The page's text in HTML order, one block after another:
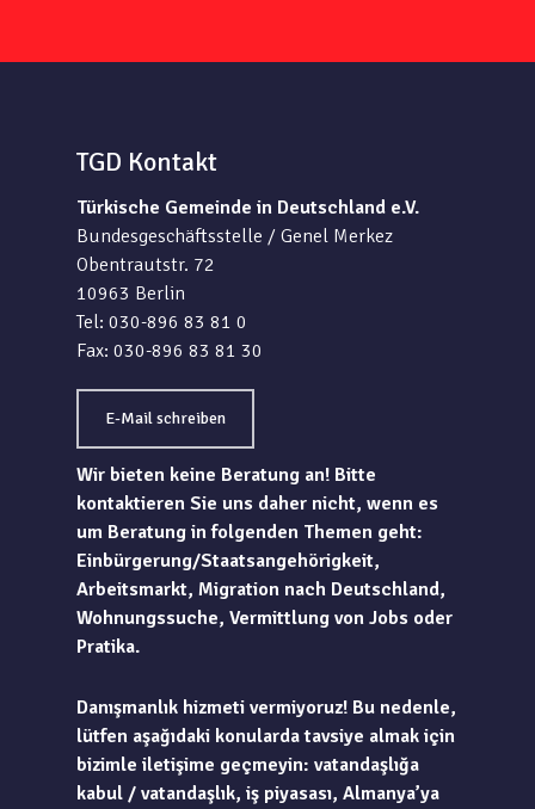
TGD Kontakt
Türkische Gemeinde in Deutschland e.V.
Bundesgeschäftsstelle / Genel Merkez
Obentrautstr. 72
10963 Berlin
Tel: 030-896 83 81 0
Fax: 030-896 83 81 30
E-Mail schreiben
Wir bieten keine Beratung an! Bitte
kontaktieren Sie uns daher nicht, wenn es
um Beratung in folgenden Themen geht:
Einbürgerung/Staatsangehörigkeit,
Arbeitsmarkt, Migration nach Deutschland,
Wohnungssuche, Vermittlung von Jobs oder
Pratika.
Danışmanlık hizmeti vermiyoruz! Bu nedenle,
lütfen aşağıdaki konularda tavsiye almak için
bizimle iletişime geçmeyin: vatandaşlığa
kabul / vatandaşlık, iş piyasası, Almanya’ya